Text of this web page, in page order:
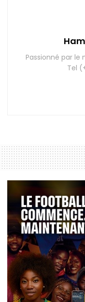
Passionné par
Tel